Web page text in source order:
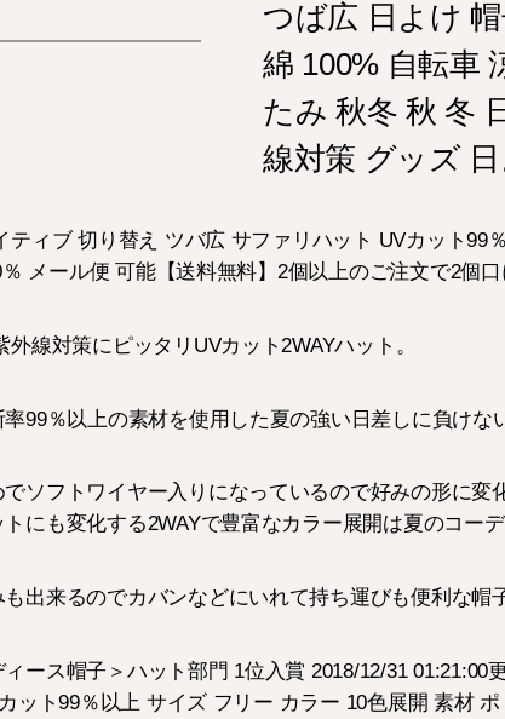
つば広 日よけ
綿 100% 自転車
たみ 秋冬 秋 冬
線対策 グッズ
ティブ 切り替え ツバ広 サファリハット UVカット99
メール便 可能【送料無料】2個以上のご注文で2個口
外線対策にピッタリUVカット2WAYハット。
99％以上の素材を使用した夏の強い日差しに負けな
でソフトワイヤー入りになっているので好みの形に
トにも変化する2WAYで豊富なカラー展開は夏のコー
出来るのでカバンなどにいれて持ち運びも便利な帽
ース帽子＞ハット部門 1位入賞 2018/12/31
ット99％以上 サイズ フリー カラー 10色展開 素材